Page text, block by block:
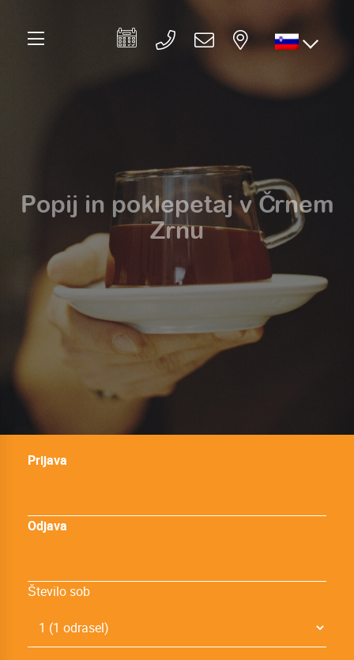
Popij in poklepetaj v Črnem
Zrnu
Prijava
Odjava
Število sob